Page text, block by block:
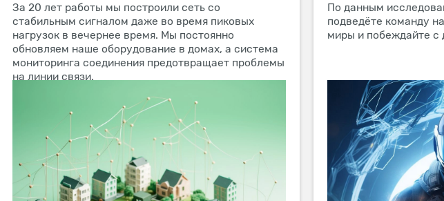
За 20 лет работы мы построили сеть со
стабильным сигналом даже во время пиковых
нагрузок в вечернее время. Мы постоянно
обновляем наше оборудование в домах, а система
мониторинга соединения предотвращает проблемы
на линии связи.
По данным
подведёте команду
миры и побеждайте с